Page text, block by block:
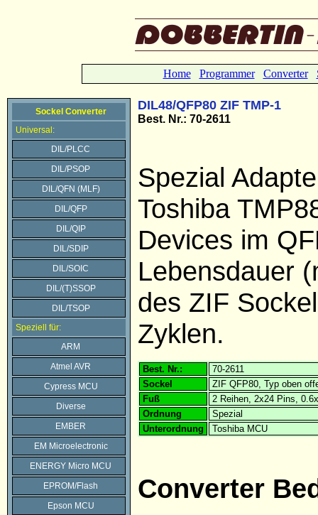
Home Programmer Converter
Sockel Converter
Universal:
DIL/PLCC
DIL/PSOP
DIL/QFN (MLF)
DIL/QFP
DIL/QIP
DIL/SDIP
DIL/SOIC
DIL/(T)SSOP
DIL/TSOP
Speziell für:
ARM
Atmel AVR
Cypress MCU
Diverse
EMBER
EM Microelectronic
ENERGY Micro MCU
EPROM/Flash
Epson MCU
DIL48/QFP80 ZIF TMP-1
Best. Nr.: 70-2611
Spezial
Toshiba
Devices im
Lebensdauer
des ZIF
Zyklen.
Best. Nr.:
70-2611
Sockel
ZIF QFP80, Typ oben
Fuß
2 Reihen, 2x24 Pins,
Ordnung
Spezial
Unterordnung
Toshiba MCU
Converter